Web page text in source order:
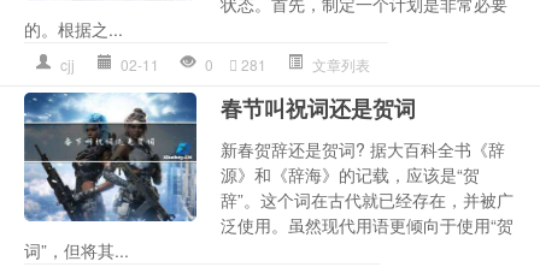
的。根据之...
cjj 02-11 0 281 文章列表
春节叫祝词还是贺词
新春贺辞还是贺词? 据大百科全书《辞
源》和《辞海》的记载，应该是“贺
辞”。这个词在古代就已经存在，并被广
泛使用。虽然现代用语更倾向于使用“贺
词”，但将其...